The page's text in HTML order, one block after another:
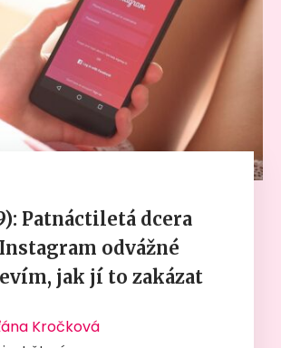
Patnáctiletá dcera
odvážné
jak jí to zakázat
Kročková